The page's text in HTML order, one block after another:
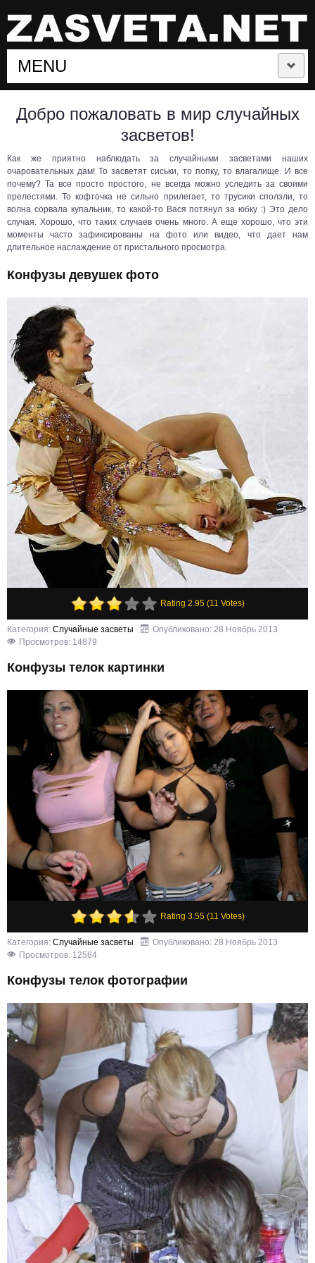
MENU
ЗАСВЕТЫ ЗНАМЕНИТОСТЕЙ
ЗАСВЕТЫ СПОРТСМЕНОК
ЛЕТНИЕ ЗАСВЕТЫ
ЛУЧШИЕ ЗАСВЕТЫ
Добро пожаловать в мир случайных
засветов!
Как же приятно наблюдать за случайными засветами наших
очаровательных дам! То засветят сиськи, то попку, то влагалище. И все
почему? Та все просто простого, не всегда можно уследить за своими
прелестями. То кофточка не сильно прилегает, то трусики сползли, то
волна сорвала купальник, то какой-то Вася потянул за юбку :) Это дело
случая. Хорошо, что таких случаев очень много. А еще хорошо, что эти
моменты часто зафиксированы на фото или видео, что дает нам
длительное наслаждение от пристального просмотра.
Конфузы девушек фото
Rating 2.95 (11 Votes)
Категория: Случайные засветы
Опубликовано: 28 Ноябрь 2013
Просмотров: 14879
Конфузы телок картинки
Rating 3.55 (11 Votes)
Категория: Случайные засветы
Опубликовано: 28 Ноябрь 2013
Просмотров: 12564
Конфузы телок фотографии